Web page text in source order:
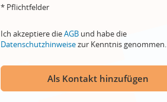
* Pflichtfelder
Ich akzeptiere dieAGB und habe die
Datenschutzhinweisezur Kenntnis genommen.
Als Kontakt hinzufügen